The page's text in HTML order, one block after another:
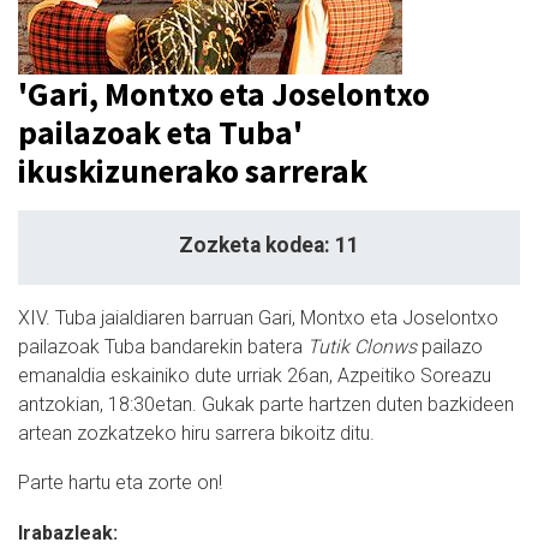
'Gari, Montxo eta Joselontxo
pailazoak eta Tuba'
ikuskizunerako sarrerak
Zozketa kodea: 11
XIV. Tuba jaialdiaren barruan Gari, Montxo eta Joselontxo
pailazoak Tuba bandarekin batera Tutik Clonwspailazo
emanaldia eskainiko dute urriak 26an, Azpeitiko Soreazu
antzokian, 18:30etan. Gukak parte hartzen duten bazkideen
artean zozkatzeko hiru sarrera bikoitz ditu.
Parte hartu eta zorte on!
Irabazleak: